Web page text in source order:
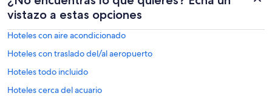
vistazo a estas opciones
Hoteles con aire acondicionado
Hoteles con traslado del/al aeropuerto
Hoteles todo incluido
Hoteles cerca del acuario